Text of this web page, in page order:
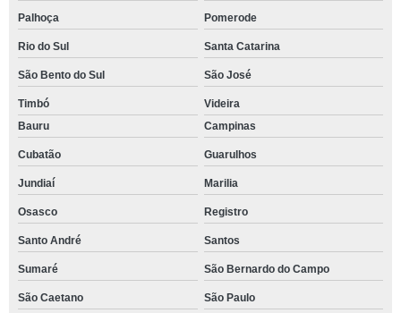
Palhoça Pomerode
Rio do Sul Santa Catarina
São Bento do Sul São José
Timbó
Videira
Bauru
Campinas
Cubatão Guarulhos
Jundiaí Marilia
Osasco Registro
Santo André Santos
Sumaré São Bernardo do Campo
São Caetano
São Paulo